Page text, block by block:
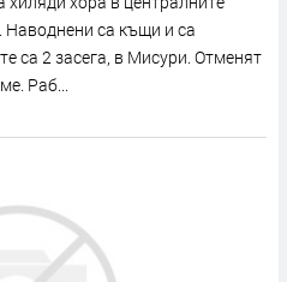
са къщи и са
са 2 засега, в Мисури. Отменят
Раб...